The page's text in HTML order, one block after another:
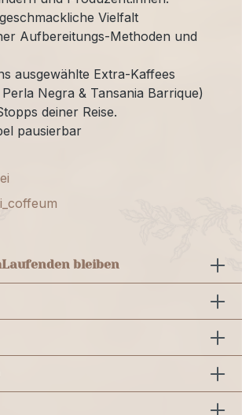
Vielfalt
Aufbereitungs-Methoden und
ausgewählte Extra-Kaffees
Negra & Tansania Barrique)
deiner Reise.
pausierbar
Laufenden bleiben